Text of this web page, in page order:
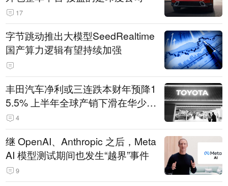
17
字节跳动推出大模型SeedRealtime
国产算力逻辑有望持续加强
丰田汽车净利或三连跌本财年预降1
5.5% 上半年全球产销下滑在华少卖
14.3万辆
4
继 OpenAI、Anthropic 之后，Meta
AI 模型测试期间也发生“越界”事件
9